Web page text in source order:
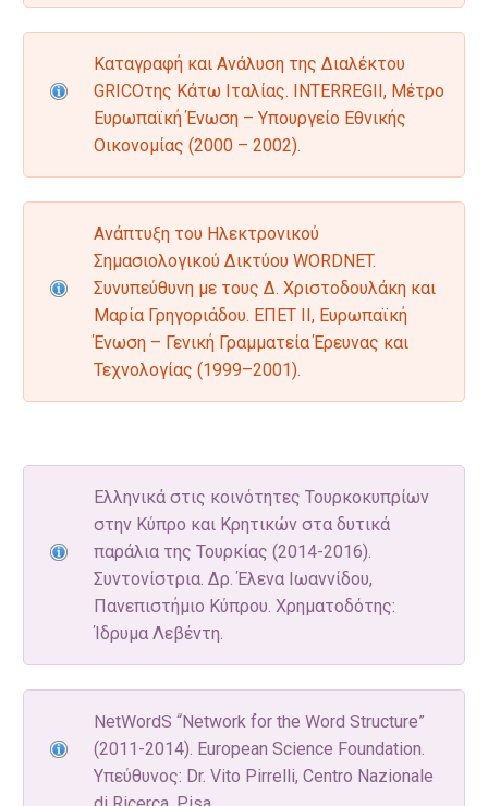
Καταγραφή και Ανάλυση της Διαλέκτου
GRICOτης Κάτω Ιταλίας. INTERREGII, Μέτρο
Ευρωπαϊκή Ένωση – Υπουργείο Εθνικής
Οικονομίας (2000 – 2002).
Ανάπτυξη του Ηλεκτρονικού
Σημασιολογικού Δικτύου WORDNET.
Συνυπεύθυνη με τους Δ. Χριστοδουλάκη και
Μαρία Γρηγοριάδου. ΕΠΕΤ ΙΙ, Ευρωπαϊκή
Ένωση – Γενική Γραμματεία Έρευνας και
Τεχνολογίας (1999–2001).
Ελληνικά στις κοινότητες Τουρκοκυπρίων
στην Κύπρο και Κρητικών στα δυτικά
παράλια της Τουρκίας (2014-2016).
Συντονίστρια. Δρ. Έλενα Ιωαννίδου,
Πανεπιστήμιο Κύπρου. Χρηματοδότης:
Ίδρυμα Λεβέντη.
NetWordS “Network for the Word Structure”
(2011-2014). European Science Foundation.
Υπεύθυνος: Dr. Vito Pirrelli, Centro Nazionale